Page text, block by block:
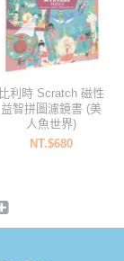
比利時 Scratch 磁性
益智拼圖濾鏡書 (美
人魚世界)
NT.$680